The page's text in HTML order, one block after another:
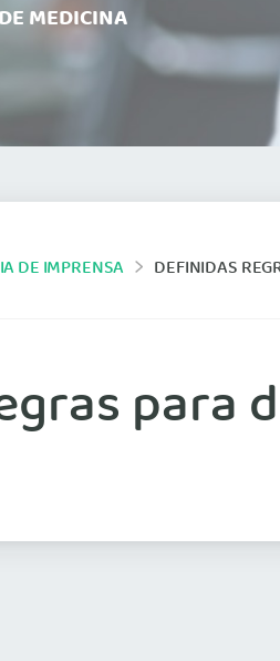
MEDICINA
DE IMPRENSA DEFINIDAS
para